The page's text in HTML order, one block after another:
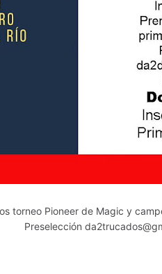
torneo Pioneer de Magic y
Preselección